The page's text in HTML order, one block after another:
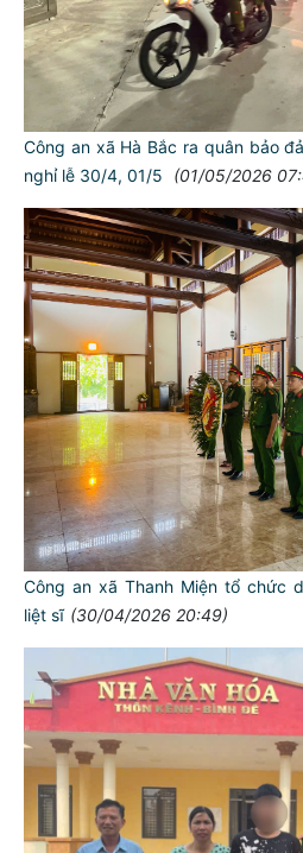
Công an xã Hà Bắc ra quân bảo
nghỉ lễ 30/4, 01/5
(01/05/2026
Công an xã Thanh Miện tổ chức
liệt sĩ (30/04/2026 20:49)